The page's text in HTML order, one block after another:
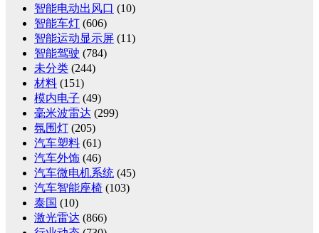
智能电动出风口 (10)
智能车灯 (606)
智能运动显示屏 (11)
智能驾驶 (784)
未分类 (244)
材料 (151)
模内电子 (49)
毫米波雷达 (299)
氛围灯 (205)
汽车塑料 (61)
汽车外饰 (46)
汽车微电机系统 (45)
汽车智能座椅 (103)
泰国 (10)
激光雷达 (866)